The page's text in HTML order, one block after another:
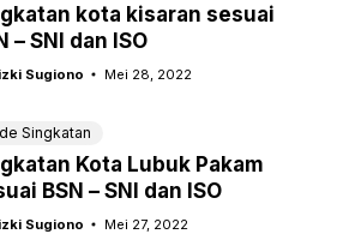
kota kisaran sesuai
– SNI dan ISO
Sugiono Mei 28, 2022
Singkatan
Kota Lubuk Pakam
BSN – SNI dan ISO
Sugiono Mei 27, 2022